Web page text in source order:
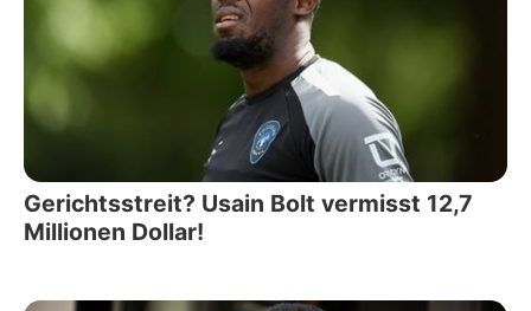
Gerichtsstreit? Usain Bolt vermisst 12,7
Millionen Dollar!